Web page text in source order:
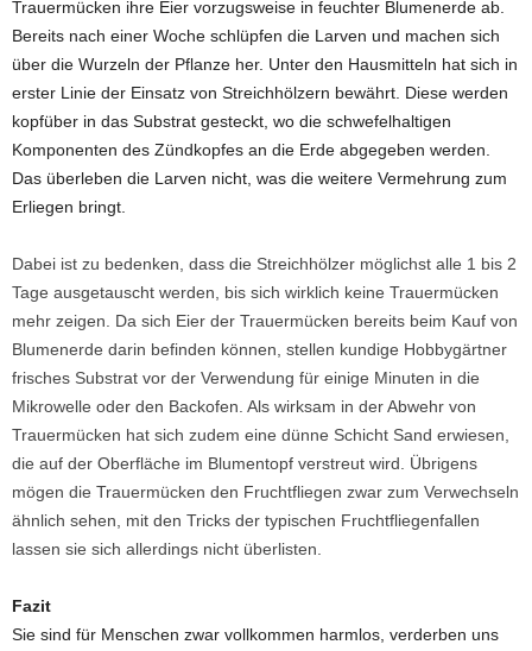
Trauermücken ihre Eier vorzugsweise in feuchter Blumenerde ab.
Bereits nach einer Woche schlüpfen die Larven und machen sich
über die Wurzeln der Pflanze her. Unter den Hausmitteln hat sich in
erster Linie der Einsatz von Streichhölzern bewährt. Diese werden
kopfüber in das Substrat gesteckt, wo die schwefelhaltigen
Komponenten des Zündkopfes an die Erde abgegeben werden.
Das überleben die Larven nicht, was die weitere Vermehrung zum
Erliegen bringt.
Dabei ist zu bedenken, dass die Streichhölzer möglichst alle 1 bis 2
Tage ausgetauscht werden, bis sich wirklich keine Trauermücken
mehr zeigen. Da sich Eier der Trauermücken bereits beim Kauf von
Blumenerde darin befinden können, stellen kundige Hobbygärtner
frisches Substrat vor der Verwendung für einige Minuten in die
Mikrowelle oder den Backofen. Als wirksam in der Abwehr von
Trauermücken hat sich zudem eine dünne Schicht Sand erwiesen,
die auf der Oberfläche im Blumentopf verstreut wird. Übrigens
mögen die Trauermücken den Fruchtfliegen zwar zum Verwechseln
ähnlich sehen, mit den Tricks der typischen Fruchtfliegenfallen
lassen sie sich allerdings nicht überlisten.
Fazit
Sie sind für Menschen zwar vollkommen harmlos, verderben uns